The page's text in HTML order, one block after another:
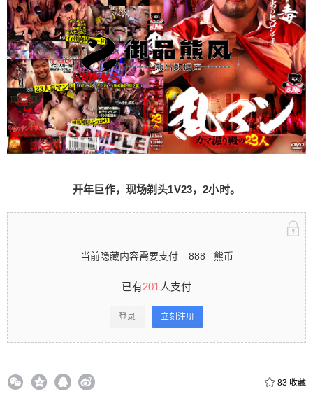
开年巨作，现场剃头1V23，2小时。
当前隐藏内容需要支付 888 熊币
已有201 人支付
登录 立刻注册
83 收藏
[BUMP]乱マン -カマ掘り殿の23人
开年巨作，现场剃头1V23，2小时。 当前隐藏内容
需要支付888熊币 已有201人支付 登录立刻注册 0
收藏